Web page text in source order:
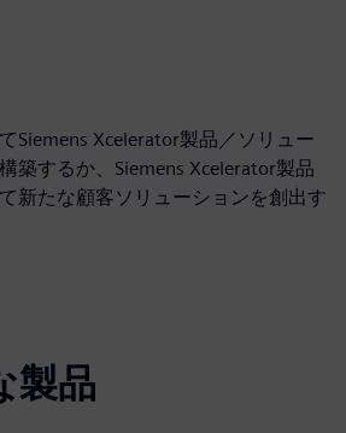
Siemens Xcelerator製品／ソリュー
築するか、Siemens Xcelerator製品
新たな顧客ソリューションを創出す
製品